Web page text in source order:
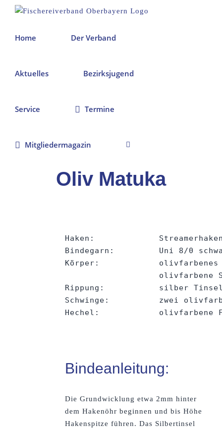
Zum
Home Der Verband
Aktuelles Bezirksjugend
Service Termine
Mitgliedermagazin
Oliv Matuka
Haken:
Bindegarn:         Uni 8/0
Körper:            olivfarbenes
olivfarbene
Rippung:           silber
Schwinge:          zwei
Hechel:            olivfarbene
Bindeanleitung:
Die Grundwicklung etwa 2mm hinter
dem Hakenöhr beginnen und bis Höhe
Hakenspitze führen. Das Silbertinsel